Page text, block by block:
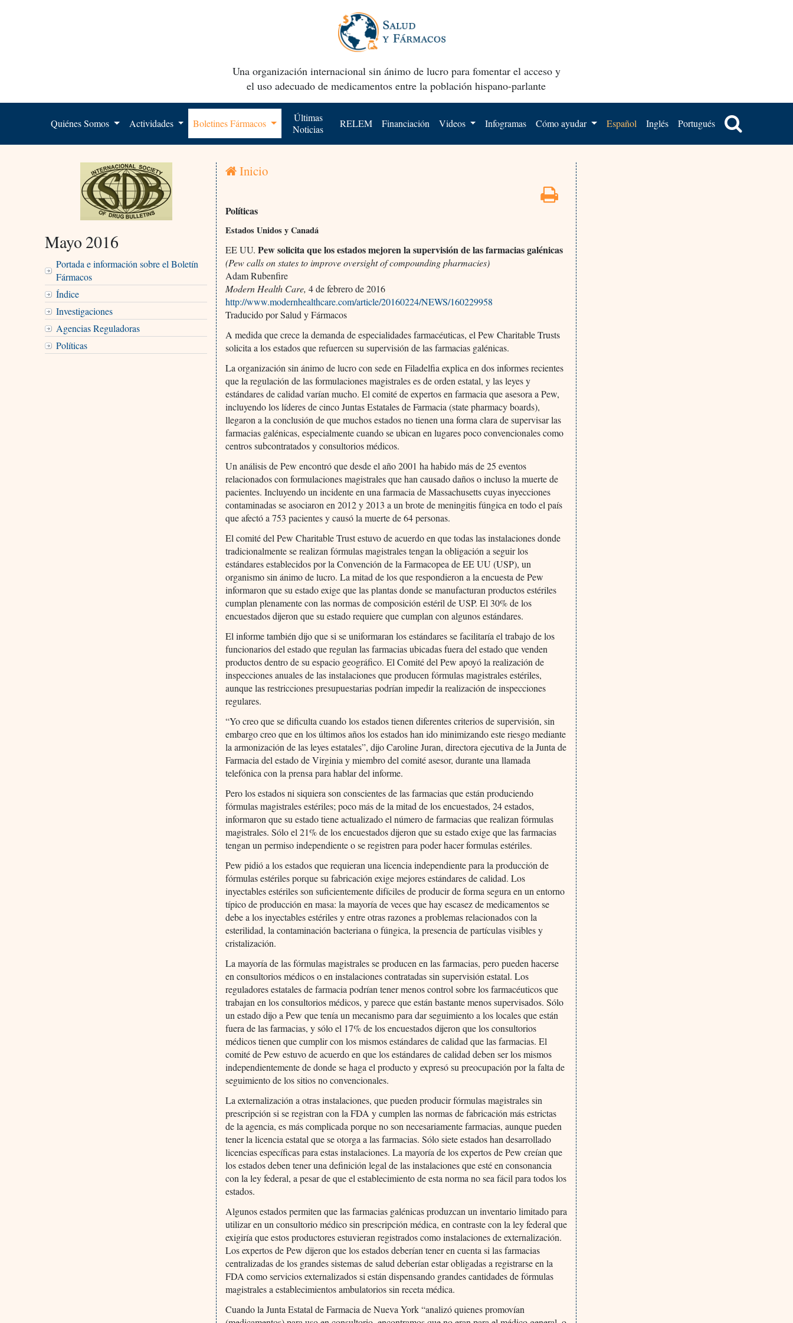
Una organización internacional sin ánimo de lucro para fomentar el acceso y
el uso adecuado de medicamentos entre la población hispano-parlante
Quiénes Somos Actividades Boletines Fármacos
Últimas
Noticias
RELEM Financiación Videos Infogramas Cómo ayudar Español Inglés Portugués
Mayo 2016
Portada e información sobre el Boletín
Fármacos
Índice
Investigaciones
Agencias Reguladoras
Políticas
Inicio
Políticas
Estados Unidos y Canadá
EE UU. Pew solicita que los estados mejoren la supervisión de las farmacias galénicas
(Pew calls on states to improve oversight of compounding pharmacies)
Adam Rubenfire
Modern Health Care, 4 de febrero de 2016
http://www.modernhealthcare.com/article/20160224/NEWS/160229958
Traducido por Salud y Fármacos
A medida que crece la demanda de especialidades farmacéuticas, el Pew Charitable Trusts
solicita a los estados que refuercen su supervisión de las farmacias galénicas.
La organización sin ánimo de lucro con sede en Filadelfia explica en dos informes recientes
que la regulación de las formulaciones magistrales es de orden estatal, y las leyes y
estándares de calidad varían mucho. El comité de expertos en farmacia que asesora a Pew,
incluyendo los líderes de cinco Juntas Estatales de Farmacia (state pharmacy boards),
llegaron a la conclusión de que muchos estados no tienen una forma clara de supervisar las
farmacias galénicas, especialmente cuando se ubican en lugares poco convencionales como
centros subcontratados y consultorios médicos.
Un análisis de Pew encontró que desde el año 2001 ha habido más de 25 eventos
relacionados con formulaciones magistrales que han causado daños o incluso la muerte de
pacientes. Incluyendo un incidente en una farmacia de Massachusetts cuyas inyecciones
contaminadas se asociaron en 2012 y 2013 a un brote de meningitis fúngica en todo el país
que afectó a 753 pacientes y causó la muerte de 64 personas.
El comité del Pew Charitable Trust estuvo de acuerdo en que todas las instalaciones donde
tradicionalmente se realizan fórmulas magistrales tengan la obligación a seguir los
estándares establecidos por la Convención de la Farmacopea de EE UU (USP), un
organismo sin ánimo de lucro. La mitad de los que respondieron a la encuesta de Pew
informaron que su estado exige que las plantas donde se manufacturan productos estériles
cumplan plenamente con las normas de composición estéril de USP. El 30% de los
encuestados dijeron que su estado requiere que cumplan con algunos estándares.
El informe también dijo que si se uniformaran los estándares se facilitaría el trabajo de los
funcionarios del estado que regulan las farmacias ubicadas fuera del estado que venden
productos dentro de su espacio geográfico. El Comité del Pew apoyó la realización de
inspecciones anuales de las instalaciones que producen fórmulas magistrales estériles,
aunque las restricciones presupuestarias podrían impedir la realización de inspecciones
regulares.
“Yo creo que se dificulta cuando los estados tienen diferentes criterios de supervisión, sin
embargo creo que en los últimos años los estados han ido minimizando este riesgo mediante
la armonización de las leyes estatales”, dijo Caroline Juran, directora ejecutiva de la Junta de
Farmacia del estado de Virginia y miembro del comité asesor, durante una llamada
telefónica con la prensa para hablar del informe.
Pero los estados ni siquiera son conscientes de las farmacias que están produciendo
fórmulas magistrales estériles; poco más de la mitad de los encuestados, 24 estados,
informaron que su estado tiene actualizado el número de farmacias que realizan fórmulas
magistrales. Sólo el 21% de los encuestados dijeron que su estado exige que las farmacias
tengan un permiso independiente o se registren para poder hacer formulas estériles.
Pew pidió a los estados que requieran una licencia independiente para la producción de
fórmulas estériles porque su fabricación exige mejores estándares de calidad. Los
inyectables estériles son suficientemente difíciles de producir de forma segura en un entorno
típico de producción en masa: la mayoría de veces que hay escasez de medicamentos se
debe a los inyectables estériles y entre otras razones a problemas relacionados con la
esterilidad, la contaminación bacteriana o fúngica, la presencia de partículas visibles y
cristalización.
La mayoría de las fórmulas magistrales se producen en las farmacias, pero pueden hacerse
en consultorios médicos o en instalaciones contratadas sin supervisión estatal. Los
reguladores estatales de farmacia podrían tener menos control sobre los farmacéuticos que
trabajan en los consultorios médicos, y parece que están bastante menos supervisados. Sólo
un estado dijo a Pew que tenía un mecanismo para dar seguimiento a los locales que están
fuera de las farmacias, y sólo el 17% de los encuestados dijeron que los consultorios
médicos tienen que cumplir con los mismos estándares de calidad que las farmacias. El
comité de Pew estuvo de acuerdo en que los estándares de calidad deben ser los mismos
independientemente de donde se haga el producto y expresó su preocupación por la falta de
seguimiento de los sitios no convencionales.
La externalización a otras instalaciones, que pueden producir fórmulas magistrales sin
prescripción si se registran con la FDA y cumplen las normas de fabricación más estrictas
de la agencia, es más complicada porque no son necesariamente farmacias, aunque pueden
tener la licencia estatal que se otorga a las farmacias. Sólo siete estados han desarrollado
licencias específicas para estas instalaciones. La mayoría de los expertos de Pew creían que
los estados deben tener una definición legal de las instalaciones que esté en consonancia
con la ley federal, a pesar de que el establecimiento de esta norma no sea fácil para todos los
estados.
Algunos estados permiten que las farmacias galénicas produzcan un inventario limitado para
utilizar en un consultorio médico sin prescripción médica, en contraste con la ley federal que
exigiría que estos productores estuvieran registrados como instalaciones de externalización.
Los expertos de Pew dijeron que los estados deberían tener en cuenta si las farmacias
centralizadas de los grandes sistemas de salud deberían estar obligadas a registrarse en la
FDA como servicios externalizados si están dispensando grandes cantidades de fórmulas
magistrales a establecimientos ambulatorios sin receta médica.
Cuando la Junta Estatal de Farmacia de Nueva York “analizó quienes promovían